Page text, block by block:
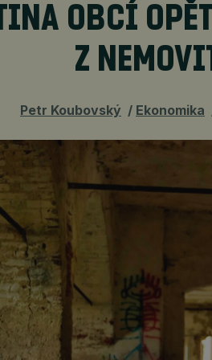
OBCÍ
Z
Petr Koubovský Ekonomika